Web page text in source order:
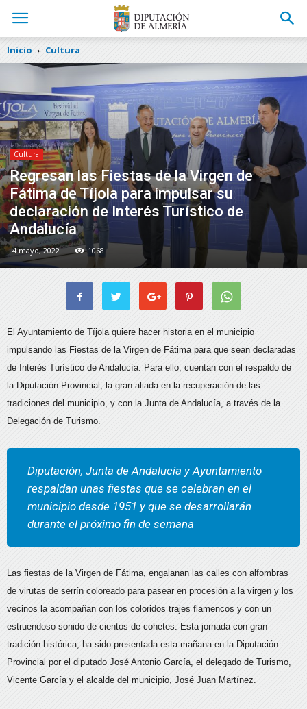
Inicio Cultura
Cultura
Regresan las Fiestas de la Virgen de
Fátima de Tíjola para impulsar su
declaración de Interés Turístico de
Andalucía
4 mayo, 2022 1068
El Ayuntamiento de Tíjola quiere hacer historia en el municipio
impulsando las Fiestas de la Virgen de Fátima para que sean declaradas
de Interés Turístico de Andalucía. Para ello, cuentan con el respaldo de
la Diputación Provincial, la gran aliada en la recuperación de las
tradiciones del municipio, y con la Junta de Andalucía, a través de la
Delegación de Turismo.
Diputación, Junta de Andalucía y Ayuntamiento
respaldan unas fiestas que se celebran en el
municipio desde 1951 y que se desarrollarán
durante el próximo fin de semana
Las fiestas de la Virgen de Fátima, engalanan las calles con alfombras
de virutas de serrín coloreado para pasear en procesión a la virgen y los
vecinos la acompañan con los coloridos trajes flamencos y con un
estruendoso sonido de cientos de cohetes. Esta jornada con gran
tradición histórica, ha sido presentada esta mañana en la Diputación
Provincial por el diputado José Antonio García, el delegado de Turismo,
Vicente García y el alcalde del municipio, José Juan Martínez.